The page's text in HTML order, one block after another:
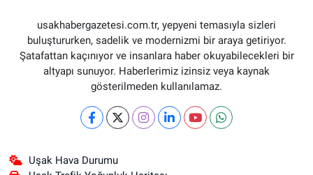
usakhabergazetesi.com.tr, yepyeni temasıyla sizleri
buluştururken, sadelik ve modernizmi bir araya getiriyor.
Şatafattan kaçınıyor ve insanlara haber okuyabilecekleri bir
altyapı sunuyor. Haberlerimiz izinsiz veya kaynak
gösterilmeden kullanılamaz.
Uşak Hava Durumu